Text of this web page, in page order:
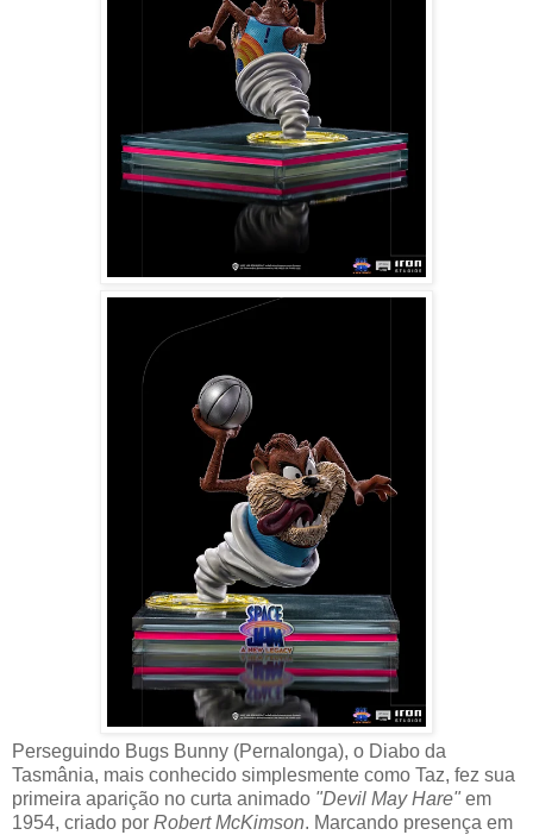
Perseguindo Bugs Bunny (Pernalonga), o Diabo da
Tasmânia, mais conhecido simplesmente como Taz, fez sua
primeira aparição no curta animado "Devil May Hare" em
1954, criado por Robert McKimson. Marcando presença em